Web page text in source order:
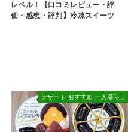
レベル！【口コミレビュー・評
価・感想・評判】冷凍スイーツ
デザート おすすめ 一人暮らし